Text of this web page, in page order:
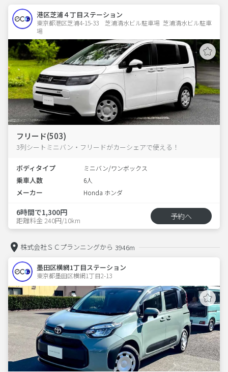
港区芝浦４丁目ステーション
東京都港区芝浦4-15-33　芝浦清水ビル駐車場  芝浦清水ビル駐車
場
フリード(503)
3列シートミニバン・フリードがカーシェアで使える！
ボディタイプ ミニバン/ワンボックス
乗車人数 6人
メーカー Honda ホンダ
6時間で1,300円
距離料金 240円/10km 予約へ
株式会社ＳＣプランニングから 3946m
墨田区横網1丁目ステーション
東京都墨田区横網1丁目2-13